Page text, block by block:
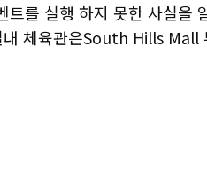
를 실행 하지 못한 사실을
체육관은South Hills Mall